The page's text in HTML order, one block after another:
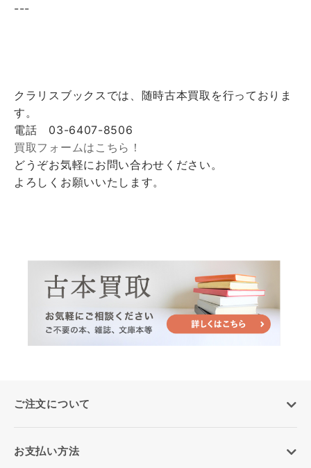
---
クラリスブックスでは、随時古本買取を行っておりま
す。
電話 03-6407-8506
買取フォームはこちら！
どうぞお気軽にお問い合わせください。
よろしくお願いいたします。
ご注文について
お支払い方法